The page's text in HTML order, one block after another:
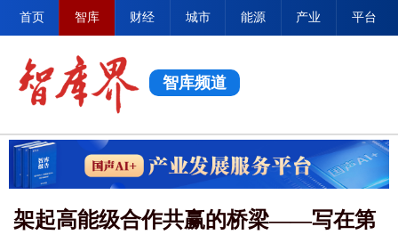
首页 智库 财经 城市 能源 产业 平台
智库频道
架起高能级合作共赢的桥梁——写在第